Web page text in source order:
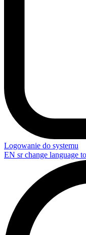
Logowanie do systemu
EN sr change language